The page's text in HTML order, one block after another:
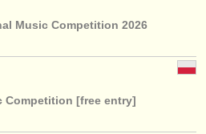
Music Competition 2026
Competition [free entry]